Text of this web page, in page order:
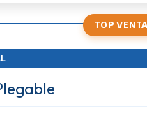
TOP